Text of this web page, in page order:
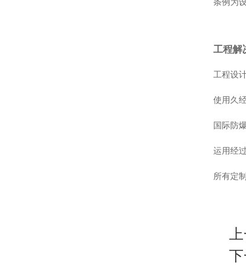
条例为
工程解
工程设
使用久
国际防
运用经
所有定